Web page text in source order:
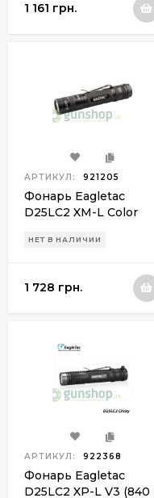
1 161 грн.
АРТИКУЛ: 921205
Фонарь Eagletac
D25LC2 XM-L Color
НЕТ В НАЛИЧИИ
1 728 грн.
АРТИКУЛ: 922368
Фонарь Eagletac
D25LC2 XP-L V3 (840